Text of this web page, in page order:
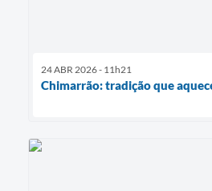
24 ABR 2026 - 11h21
Chimarrão: tradição que